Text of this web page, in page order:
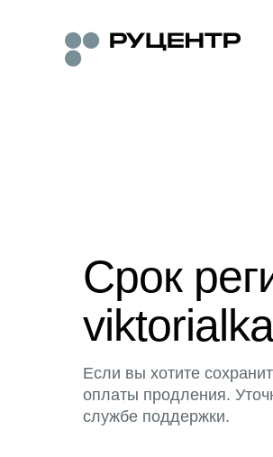
Срок
Если вы хотите
оплаты продления.
службе поддержки.